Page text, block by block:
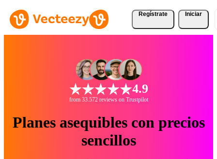
Regístrate Iniciar
4.9
from 33.572 reviews on Trustpilot
Planes asequibles con precios
sencillos